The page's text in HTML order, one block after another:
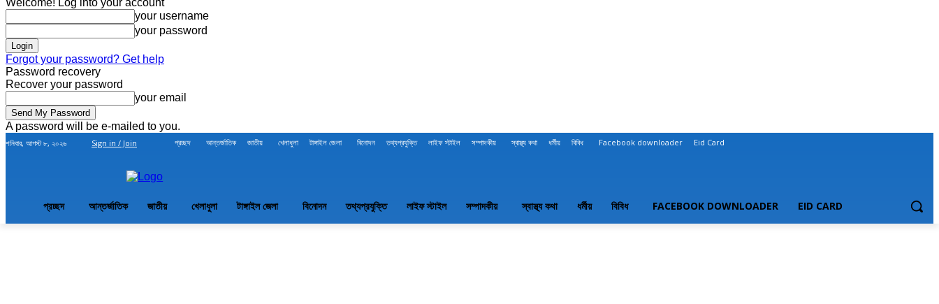
Welcome! Log into your account
your username
your password
Forgot your password? Get help
Password recovery
Recover your password
your email
A password will be e-mailed to you.
শনিবার, আগস্ট ৮, ২০২৬ Sign in / Join প্রচ্ছদ আন্তর্জাতিক জাতীয় খেলাধুলা টাঙ্গাইল জেলা বিনোদন তথ্যপ্রযুক্তি লাইফ স্টাইল সম্পাদকীয় স্বাস্থ্য কথা ধর্মীয় বিবিধ Facebook downloader Eid Card
প্রচ্ছদ আন্তর্জাতিক জাতীয় খেলাধুলা টাঙ্গাইল জেলা বিনোদন তথ্যপ্রযুক্তি লাইফ স্টাইল সম্পাদকীয় স্বাস্থ্য কথা ধর্মীয় বিবিধ FACEBOOK DOWNLOADER EID CARD